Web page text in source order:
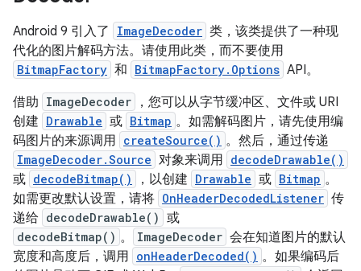
Android 9 引入了 ImageDecoder 类，该类提供了一种现
代化的图片解码方法。请使用此类，而不要使用
BitmapFactory 和 BitmapFactory.Options API。
借助 ImageDecoder
，您可以从字节缓冲区、文件或 URI
创建 Drawable 或 Bitmap 。如需解码图片，请先使用编
码图片的来源调用 createSource() 。然后，通过传递
ImageDecoder.Source 对象来调用 decodeDrawable()
或 decodeBitmap() ，以创建 Drawable 或 Bitmap 。
如需更改默认设置，请将 OnHeaderDecodedListener 传
递给 decodeDrawable() 或
decodeBitmap() 。 ImageDecoder 会在知道图片的默认
宽度和高度后，调用 onHeaderDecoded() 。如果编码后